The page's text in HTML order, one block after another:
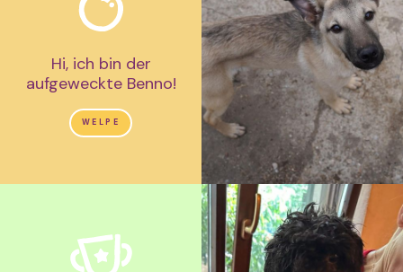
Hi, ich bin der
aufgeweckte Benno!
WELPE